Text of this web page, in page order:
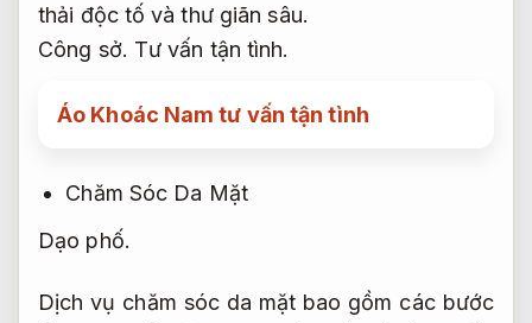
thải độc tố và thư giãn sâu.
Công sở. Tư vấn tận tình.
Áo Khoác Nam tư vấn tận tình
Chăm Sóc Da Mặt
Dạo phố.
Dịch vụ chăm sóc da mặt bao gồm các bước